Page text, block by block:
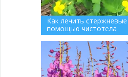
Как лечить
помощью чистотела